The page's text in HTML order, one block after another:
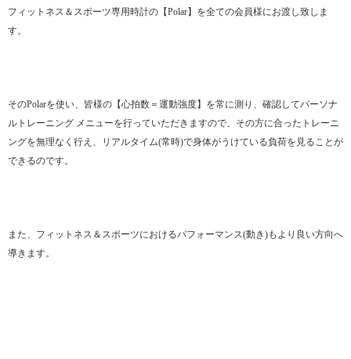
フィットネス＆スポーツ専用時計の【Polar】を全ての会員様にお渡し致しま
す。
そのPolarを使い、皆様の【心拍数＝運動強度】を常に測り、確認してパーソナ
ルトレーニング メニューを行っていただきますので、その方に合ったトレーニ
ングを無理なく行え、リアルタイム(常時)で身体がうけている負荷を見ることが
できるのです。
また、フィットネス＆スポーツにおけるパフォーマンス(動き)もより良い方向へ
導きます。